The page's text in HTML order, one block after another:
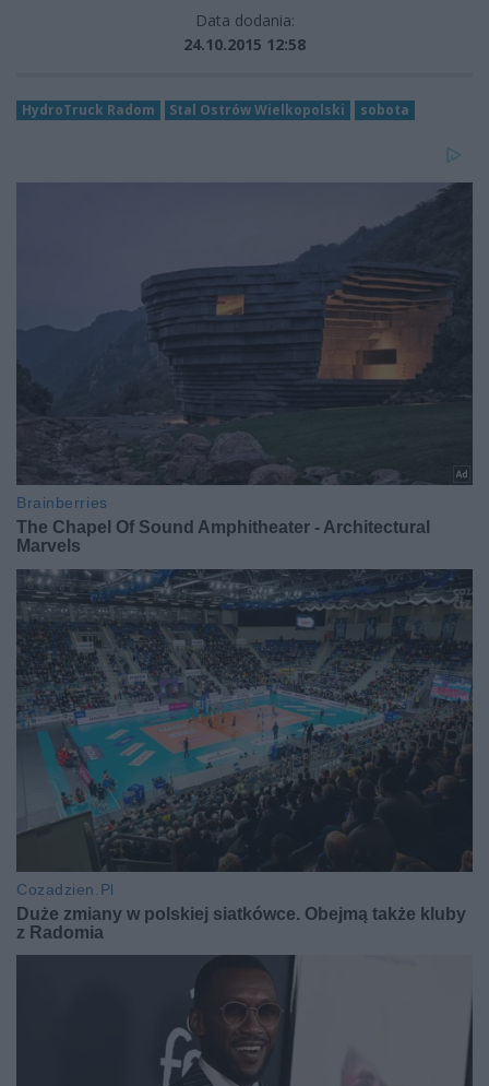
Data dodania:
24.10.2015 12:58
HydroTruck Radom Stal Ostrów Wielkopolski sobota